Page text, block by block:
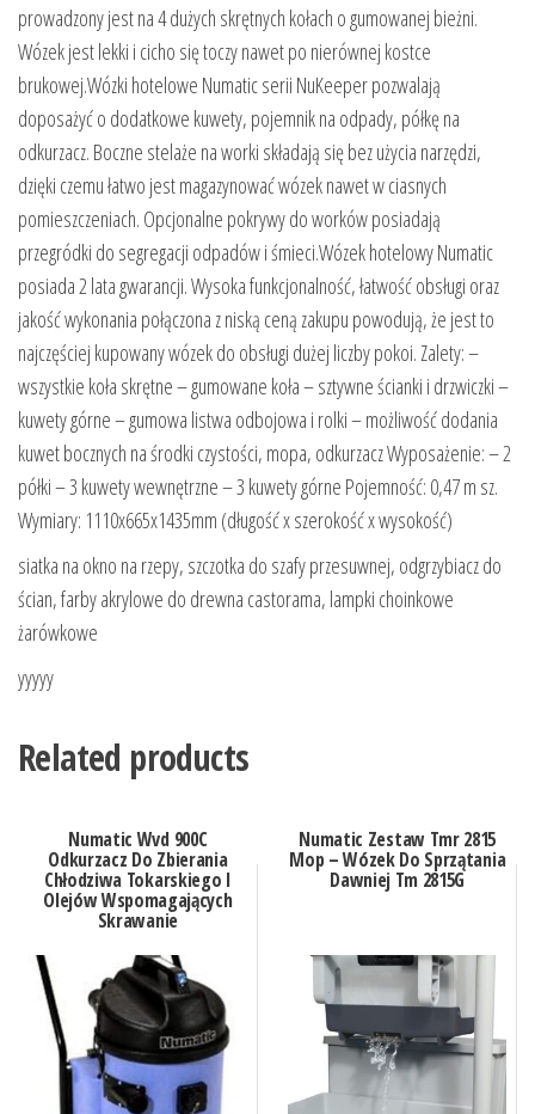
prowadzony jest na 4 dużych skrętnych kołach o gumowanej bieżni.
Wózek jest lekki i cicho się toczy nawet po nierównej kostce
brukowej.Wózki hotelowe Numatic serii NuKeeper pozwalają
doposażyć o dodatkowe kuwety, pojemnik na odpady, półkę na
odkurzacz. Boczne stelaże na worki składają się bez użycia narzędzi,
dzięki czemu łatwo jest magazynować wózek nawet w ciasnych
pomieszczeniach. Opcjonalne pokrywy do worków posiadają
przegródki do segregacji odpadów i śmieci.Wózek hotelowy Numatic
posiada 2 lata gwarancji. Wysoka funkcjonalność, łatwość obsługi oraz
jakość wykonania połączona z niską ceną zakupu powodują, że jest to
najczęściej kupowany wózek do obsługi dużej liczby pokoi. Zalety: –
wszystkie koła skrętne – gumowane koła – sztywne ścianki i drzwiczki –
kuwety górne – gumowa listwa odbojowa i rolki – możliwość dodania
kuwet bocznych na środki czystości, mopa, odkurzacz Wyposażenie: – 2
półki – 3 kuwety wewnętrzne – 3 kuwety górne Pojemność: 0,47 m sz.
Wymiary: 1110x665x1435mm (długość x szerokość x wysokość)
siatka na okno na rzepy, szczotka do szafy przesuwnej, odgrzybiacz do
ścian, farby akrylowe do drewna castorama, lampki choinkowe
żarówkowe
yyyyy
Related products
Numatic Wvd 900C
Odkurzacz Do Zbierania
Chłodziwa Tokarskiego I
Olejów Wspomagających
Skrawanie
Numatic Zestaw Tmr 2815
Mop – Wózek Do Sprzątania
Dawniej Tm 2815G